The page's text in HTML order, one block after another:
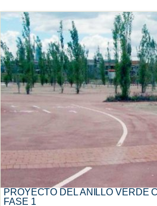
PROYECTO DEL ANILLO VERDE
FASE 1